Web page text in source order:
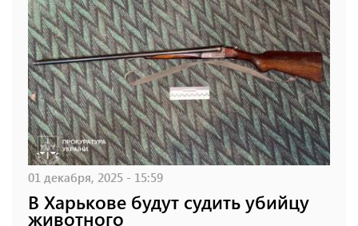
01 декабря, 2025 - 15:59
В Харькове будут судить убийцу
животного